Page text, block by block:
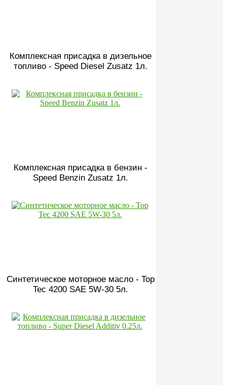
Комплексная присадка в дизельное
топливо - Speed Diesel Zusatz 1л.
Комплексная присадка в бензин -
Speed Benzin Zusatz 1л.
Синтетическое моторное масло - Top
Tec 4200 SAE 5W-30 5л.